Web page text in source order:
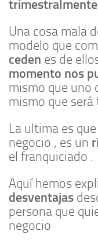
trimestralmente
Una cosa mala
modelo que
ceden es de
momento nos
mismo que uno
mismo que
La ultima es
negocio , es un
el franquiciado .
Aquí hemos
desventajas
persona que
negocio